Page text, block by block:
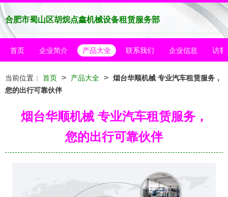
合肥市蜀山区胡烷点鑫机械设备租赁服务部
首页 企业简介 产品大全 联系我们 企业信息 访客
当前位置： 首页 > 产品大全 > 烟台华顺机械 专业汽车租赁服务，
您的出行可靠伙伴
烟台华顺机械 专业汽车租赁服务，
您的出行可靠伙伴